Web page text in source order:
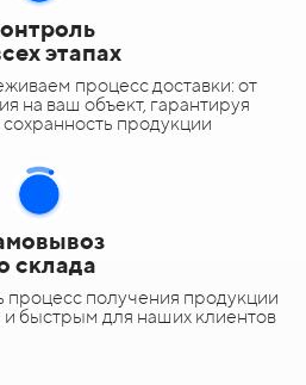
этапах
процесс доставки: от
на ваш объект, гарантируя
сохранность продукции
склада
получения продукции
быстрым для наших клиентов